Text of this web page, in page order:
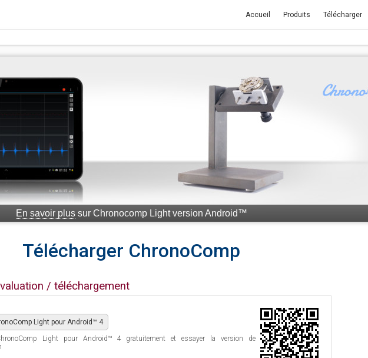
Accueil Produits Télécharger
En savoir plussur Chronocomp Light version Android™
Télécharger ChronoComp
/ téléchargement
Light pour Android™ 4
Light pour Android™ 4 gratuitement et essayer la version de